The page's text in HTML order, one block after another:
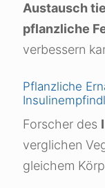
Austausch
pflanzliche
verbessern
Pflanzliche
Forscher des
verglichen
gleichem